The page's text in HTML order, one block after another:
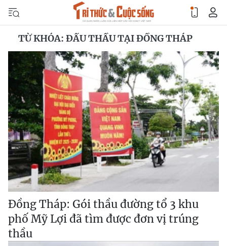
TỪ KHÓA: ĐẤU THẦU TẠI ĐỒNG THÁP
Đồng Tháp: Gói thầu đường tổ 3 khu
phố Mỹ Lợi đã tìm được đơn vị trúng
thầu